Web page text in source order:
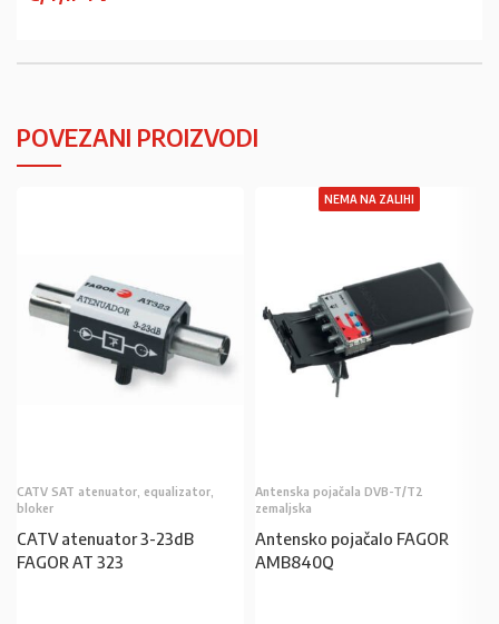
POVEZANI PROIZVODI
CATV SAT atenuator, equalizator,
bloker
CATV atenuator 3-23dB
FAGOR AT 323
NEMA NA ZALIHI
Antenska pojačala DVB-T/T2
zemaljska
Antensko pojačalo FAGOR
AMB840Q